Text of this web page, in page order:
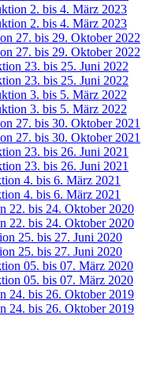
2. bis 4. März 2023
2. bis 4. März 2023
27. bis 29. Oktober 2022
27. bis 29. Oktober 2022
23. bis 25. Juni 2022
23. bis 25. Juni 2022
3. bis 5. März 2022
3. bis 5. März 2022
27. bis 30. Oktober 2021
27. bis 30. Oktober 2021
23. bis 26. Juni 2021
23. bis 26. Juni 2021
4. bis 6. März 2021
4. bis 6. März 2021
22. bis 24. Oktober 2020
22. bis 24. Oktober 2020
25. bis 27. Juni 2020
25. bis 27. Juni 2020
05. bis 07. März 2020
05. bis 07. März 2020
24. bis 26. Oktober 2019
24. bis 26. Oktober 2019